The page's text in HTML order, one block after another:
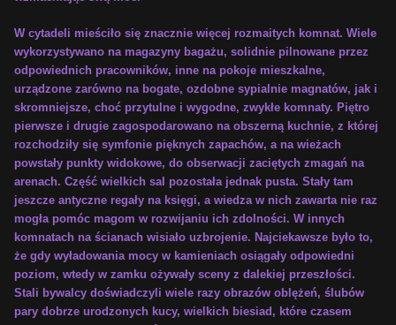
W cytadeli mieściło się znacznie więcej rozmaitych komnat. Wiele
wykorzystywano na magazyny bagażu, solidnie pilnowane przez
odpowiednich pracowników, inne na pokoje mieszkalne,
urządzone zarówno na bogate, ozdobne sypialnie magnatów, jak i
skromniejsze, choć przytulne i wygodne, zwykłe komnaty. Piętro
pierwsze i drugie zagospodarowano na obszerną kuchnie, z której
rozchodziły się symfonie pięknych zapachów, a na wieżach
powstały punkty widokowe, do obserwacji zaciętych zmagań na
arenach. Część wielkich sal pozostała jednak pusta. Stały tam
jeszcze antyczne regały na księgi, a wiedza w nich zawarta nie raz
mogła pomóc magom w rozwijaniu ich zdolności. W innych
komnatach na ścianach wisiało uzbrojenie. Najciekawsze było to,
że gdy wyładowania mocy w kamieniach osiągały odpowiedni
poziom, wtedy w zamku ożywały sceny z dalekiej przeszłości.
Stali bywalcy doświadczyli wiele razy obrazów oblężeń, ślubów
pary dobrze urodzonych kucy, wielkich biesiad, które czasem